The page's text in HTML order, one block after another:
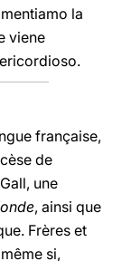
la
viene
française,
de
une
, ainsi que
Frères et
si,